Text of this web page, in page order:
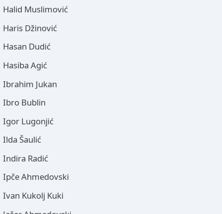
Halid Muslimović
Haris Džinović
Hasan Dudić
Hasiba Agić
Ibrahim Jukan
Ibro Bublin
Igor Lugonjić
Ilda Šaulić
Indira Radić
Ipče Ahmedovski
Ivan Kukolj Kuki